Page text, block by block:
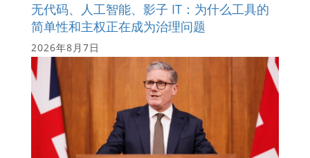
无代码、人工智能、影子 IT：为什么工具的
简单性和主权正在成为治理问题
2026年8月7日